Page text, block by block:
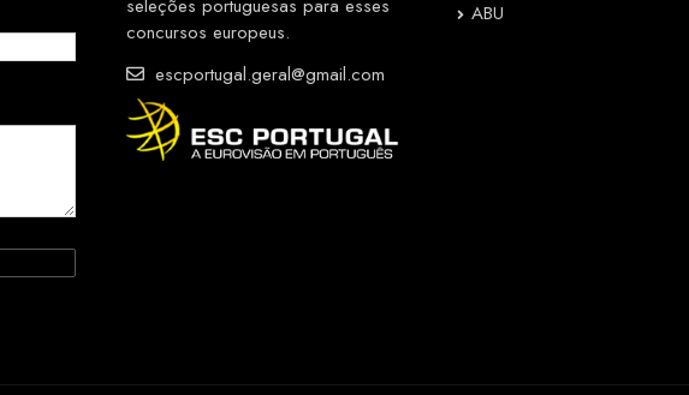
seleções portuguesas para esses
concursos europeus.
escportugal.geral@gmail.com
ABU